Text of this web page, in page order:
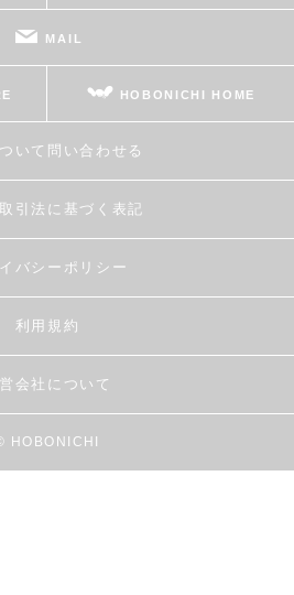
MAIL
HOBONICHI HOME
いて問い合わせる
引法に基づく表記
バシーポリシー
利用規約
会社について
HOBONICHI